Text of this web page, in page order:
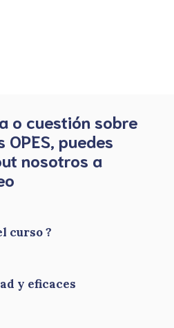
o cuestión sobre
puedes
nosotros a
curso ?
y eficaces